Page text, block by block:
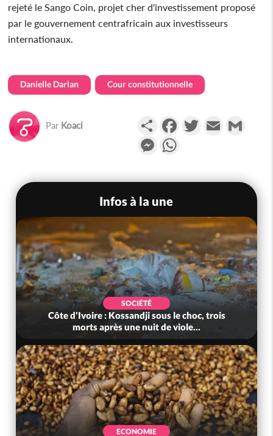
rejeté le Sango Coin, projet cher d'investissement proposé
par le gouvernement centrafricain aux investisseurs
internationaux.
Danielle Darlan Cour constitutionnelle
Par Koaci PartagerFacebookTwitterEmail
Messenger
Infos à la une
SOCIÉTÉ
Côte d'Ivoire : Kossandji sous le choc, trois
morts après une nuit de viole...
ECONOMIE